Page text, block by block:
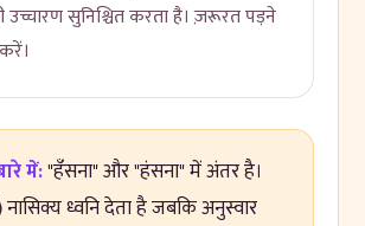
उच्चारण सुनिश्चित करता है। ज़रूरत पड़ने
में:"हँसना" और "हंसना" में अंतर है।
ध्वनि देता है जबकि अनुस्वार